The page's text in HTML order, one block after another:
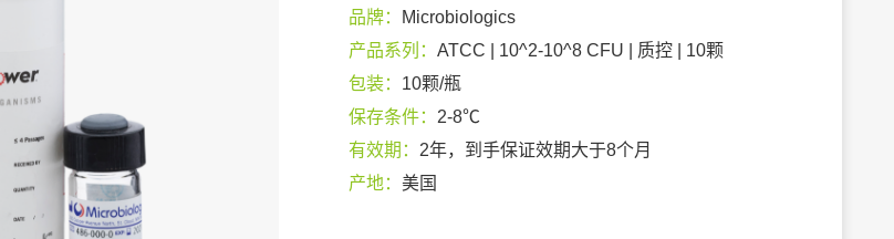
品牌：
Microbiologics
产品系列： ATCC | 10^2-10^8 CFU | 质控 | 10颗
包装： 10颗/瓶
保存条件： 2-8℃
有效期： 2年，到手保证效期大于8个月
产地： 美国